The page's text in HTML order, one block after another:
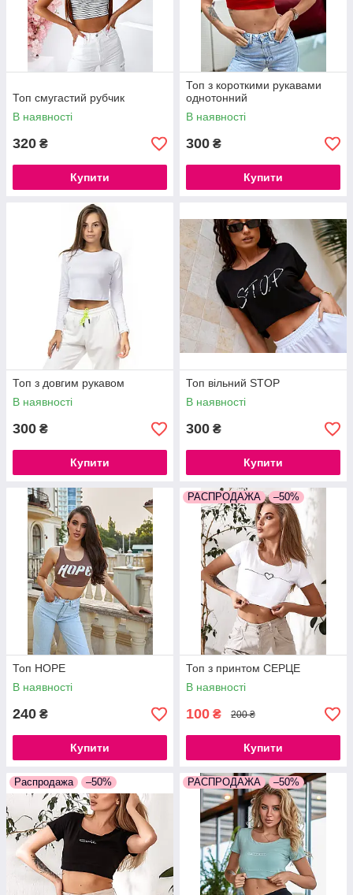
Топ смугастий рубчик
В наявності
320 ₴
Купити
Топ з короткими рукавами
однотонний
В наявності
300 ₴
Купити
Топ з довгим рукавом
В наявності
300 ₴
Купити
Топ вільний STOP
В наявності
300 ₴
Купити
Топ HOPE
В наявності
240 ₴
Купити
РАСПРОДАЖА –50%
Топ з принтом СЕРЦЕ
В наявності
100 ₴ 200 ₴
Купити
Распродажа –50% РАСПРОДАЖА –50%